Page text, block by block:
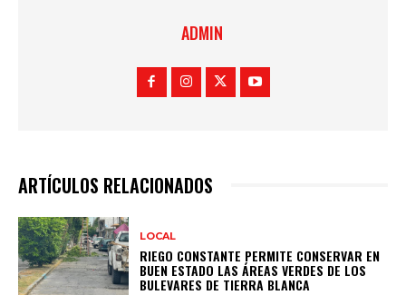
ADMIN
ARTÍCULOS RELACIONADOS
LOCAL
RIEGO CONSTANTE PERMITE CONSERVAR EN
BUEN ESTADO LAS ÁREAS VERDES DE LOS
BULEVARES DE TIERRA BLANCA